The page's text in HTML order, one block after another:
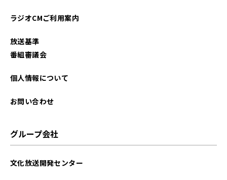
ラジオCMご利用案内
放送基準
番組審議会
個人情報について
お問い合わせ
グループ会社
文化放送開発センター